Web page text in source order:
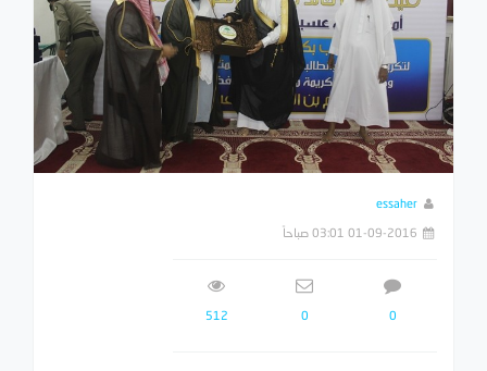
essaher
01-09-2016 03:01 صباحاً
0
0
512